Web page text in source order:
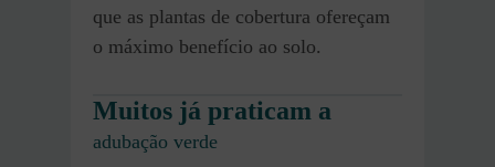
que as plantas de cobertura ofereçam
o máximo benefício ao solo.
Muitos já praticam a
adubação verde